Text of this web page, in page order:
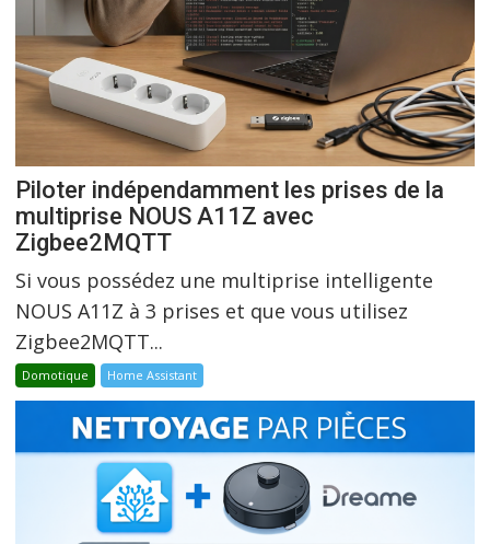
Piloter indépendamment les prises de la
multiprise NOUS A11Z avec
Zigbee2MQTT
Si vous possédez une multiprise intelligente
NOUS A11Z à 3 prises et que vous utilisez
Zigbee2MQTT...
Domotique Home Assistant